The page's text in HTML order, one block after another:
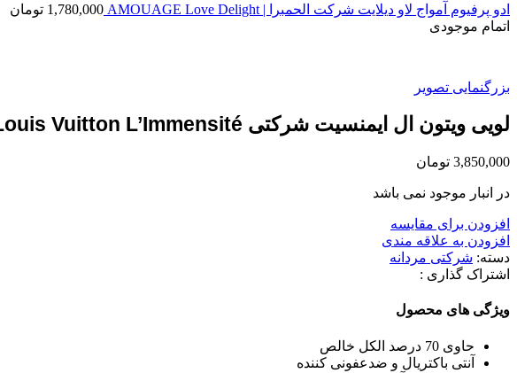
ادو پرفیوم آمواج لاو دیلایت شرکت الحمبرا | AMOUAGE Love Delight 1,780,000 تومان
اتمام موجودی
بزرگنمایی تصویر
لویی ویتون ال ایمنسیت شرکتی Louis Vuitton L’Immensité
3,850,000 تومان
در انبار موجود نمی باشد
افزودن برای مقایسه
افزودن به علاقه مندی
دسته: شرکتی مردانه
اشتراک گذاری :
ویژگی های محصول
حاوی 70 درصد الکل خالص
آنتی باکتریال و ضدعفونی کننده